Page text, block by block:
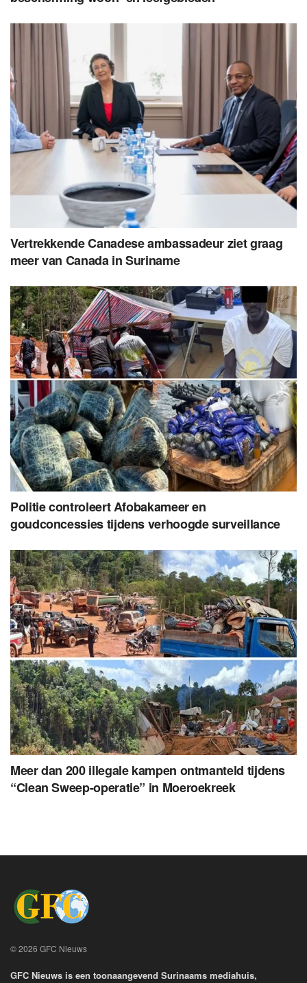
Vertrekkende Canadese ambassadeur ziet graag
meer van Canada in Suriname
Politie controleert Afobakameer en
goudconcessies tijdens verhoogde surveillance
Meer dan 200 illegale kampen ontmanteld tijdens
“Clean Sweep-operatie” in Moeroekreek
© 2026 GFC Nieuws
GFC Nieuws is een toonaangevend Surinaams mediahuis,